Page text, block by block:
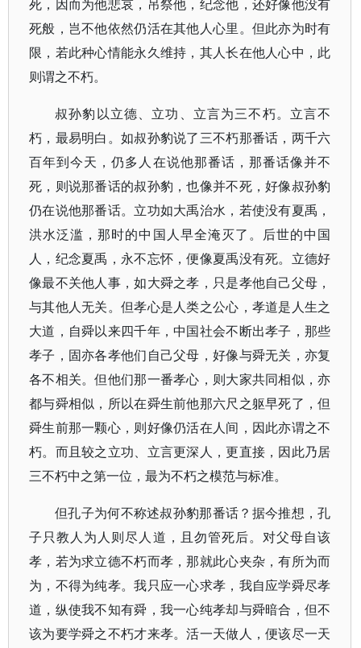
死，因而为他悲哀，吊祭他，纪念他，还好像他没有
死般，岂不他依然仍活在其他人心里。但此亦为时有
限，若此种心情能永久维持，其人长在他人心中，此
则谓之不朽。
叔孙豹以立德、立功、立言为三不朽。立言不
朽，最易明白。如叔孙豹说了三不朽那番话，两千六
百年到今天，仍多人在说他那番话，那番话像并不
死，则说那番话的叔孙豹，也像并不死，好像叔孙豹
仍在说他那番话。立功如大禹治水，若使没有夏禹，
洪水泛滥，那时的中国人早全淹灭了。后世的中国
人，纪念夏禹，永不忘怀，便像夏禹没有死。立德好
像最不关他人事，如大舜之孝，只是孝他自己父母，
与其他人无关。但孝心是人类之公心，孝道是人生之
大道，自舜以来四千年，中国社会不断出孝子，那些
孝子，固亦各孝他们自己父母，好像与舜无关，亦复
各不相关。但他们那一番孝心，则大家共同相似，亦
都与舜相似，所以在舜生前他那六尺之躯早死了，但
舜生前那一颗心，则好像仍活在人间，因此亦谓之不
朽。而且较之立功、立言更深人，更直接，因此乃居
三不朽中之第一位，最为不朽之模范与标准。
但孔子为何不称述叔孙豹那番话？据今推想，孔
子只教人为人则尽人道，且勿管死后。对父母自该
孝，若为求立德不朽而孝，那就此心夹杂，有所为而
为，不得为纯孝。我只应一心求孝，我自应学舜尽孝
道，纵使我不知有舜，我一心纯孝却与舜暗合，但不
该为要学舜之不朽才来孝。活一天做人，便该尽一天